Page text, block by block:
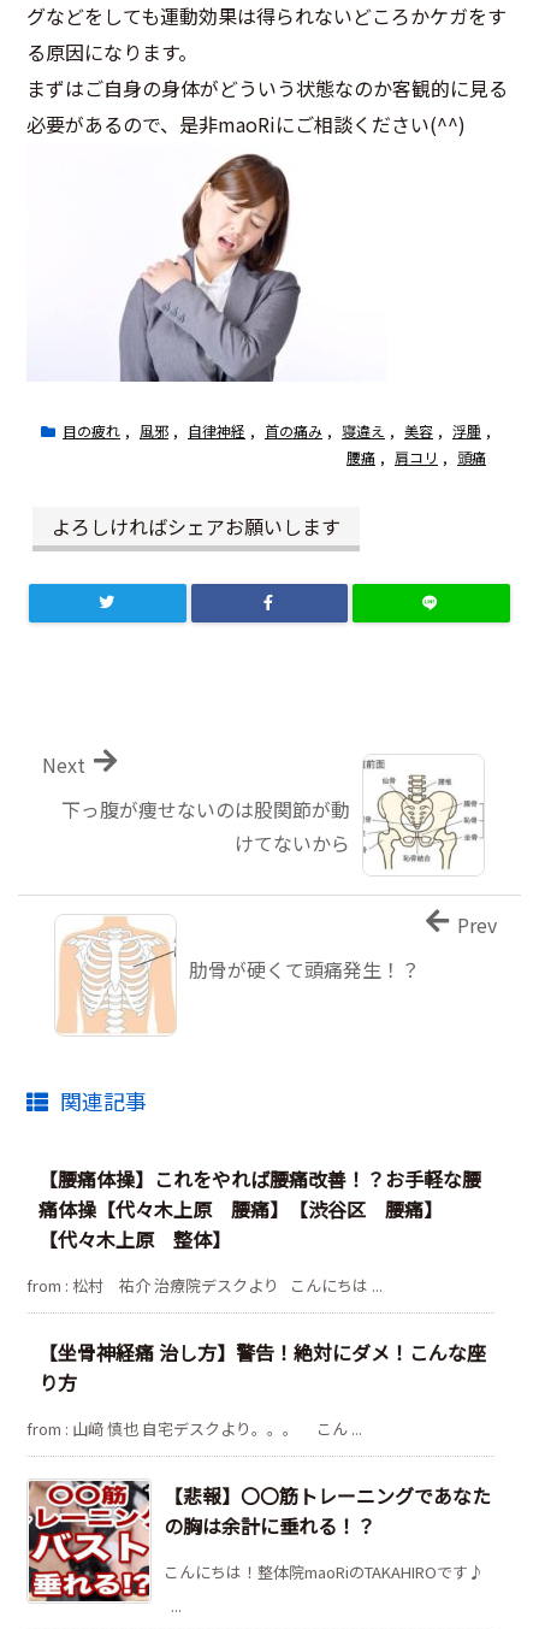
グなどをしても運動効果は得られないどころかケガをす
る原因になります。
まずはご自身の身体がどういう状態なのか客観的に見る
必要があるので、是非maoRiにご相談ください(^^)
目の疲れ , 風邪 , 自律神経 , 首の痛み , 寝違え , 美容 , 浮腫 ,
腰痛 , 肩コリ , 頭痛
よろしければシェアお願いします
下っ腹が痩せないのは股関節が動
けてないから
Next
肋骨が硬くて頭痛発生！？
Prev
関連記事
【腰痛体操】これをやれば腰痛改善！？お手軽な腰
痛体操【代々木上原 腰痛】【渋谷区 腰痛】
【代々木上原 整体】
from : 松村 祐介 治療院デスクより こんにちは ...
【坐骨神経痛 治し方】警告！絶対にダメ！こんな座
り方
from : 山﨑 慎也 自宅デスクより。。。 こん ...
【悲報】〇〇筋トレーニングであなた
の胸は余計に垂れる！？
こんにちは！整体院maoRiのTAKAHIROです♪
...